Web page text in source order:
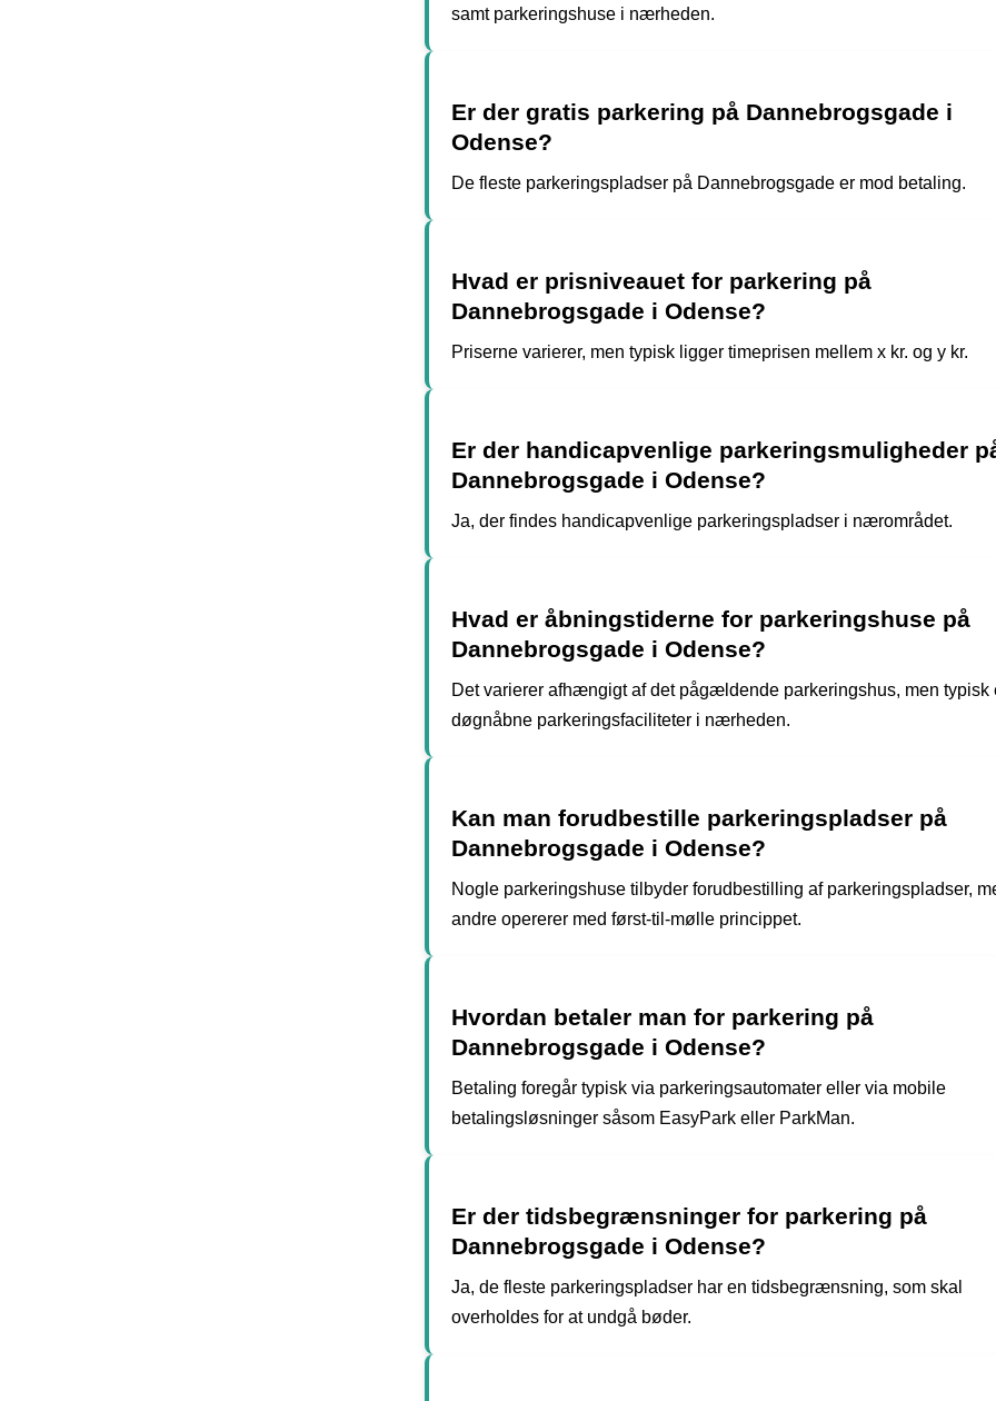
samt parkeringshuse i nærheden.
Er der gratis parkering på Dannebrogsgade i
Odense?
De fleste parkeringspladser på Dannebrogsgade er mod betaling.
Hvad er prisniveauet for parkering på
Dannebrogsgade i Odense?
Priserne varierer, men typisk ligger timeprisen mellem x kr. og y kr.
Er der handicapvenlige parkeringsmuligheder
Dannebrogsgade i Odense?
Ja, der findes handicapvenlige parkeringspladser i nærområdet.
Hvad er åbningstiderne for parkeringshuse på
Dannebrogsgade i Odense?
Det varierer afhængigt af det pågældende parkeringshus, men typisk
døgnåbne parkeringsfaciliteter i nærheden.
Kan man forudbestille parkeringspladser på
Dannebrogsgade i Odense?
Nogle parkeringshuse tilbyder forudbestilling af parkeringspladser,
andre opererer med først-til-mølle princippet.
Hvordan betaler man for parkering på
Dannebrogsgade i Odense?
Betaling foregår typisk via parkeringsautomater eller via mobile
betalingsløsninger såsom EasyPark eller ParkMan.
Er der tidsbegrænsninger for parkering på
Dannebrogsgade i Odense?
Ja, de fleste parkeringspladser har en tidsbegrænsning, som skal
overholdes for at undgå bøder.